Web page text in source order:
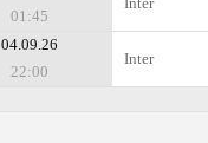
01:45
04.09.26
22:00
Inter